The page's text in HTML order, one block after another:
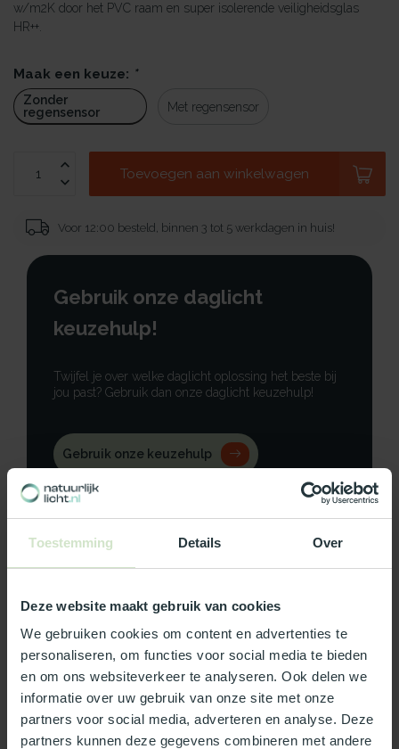
Toestemming Details Over
Deze website maakt gebruik van cookies
We gebruiken cookies om content en advertenties te
personaliseren, om functies voor social media te bieden
en om ons websiteverkeer te analyseren. Ook delen we
informatie over uw gebruik van onze site met onze
partners voor social media, adverteren en analyse. Deze
partners kunnen deze gegevens combineren met andere
w/m2K door het PVC raam en super isolerende veiligheidsglas
HR++.
Maak een keuze: *
Zonder
regensensor
Met regensensor
Toevoegen aan winkelwagen
Voor 12:00 besteld, binnen 3 tot 5 werkdagen in huis!
Gebruik onze daglicht
keuzehulp!
Twijfel je over welke daglicht oplossing het beste bij
jou past? Gebruik dan onze daglicht keuzehulp!
Gebruik onze keuzehulp
Neem contact op
Productomschrijving
Specificaties
Reviews